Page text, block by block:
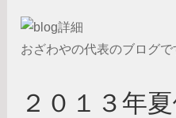
おざわやの代表のブログで
２０１３年夏